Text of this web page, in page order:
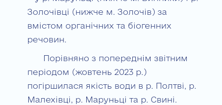
Золочівці (нижче м. Золочів) за
вмістом органічних та біогенних
речовин.
Порівняно з попереднім звітним
періодом (жовтень 2023 р.)
погіршилася якість води в р. Полтві, р.
Малехівці, р. Маруньці та р. Свині.